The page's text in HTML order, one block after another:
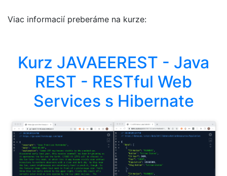
Viac informacií preberáme na kurze:
Kurz JAVAEEREST - Java
REST - RESTful Web
Services s Hibernate